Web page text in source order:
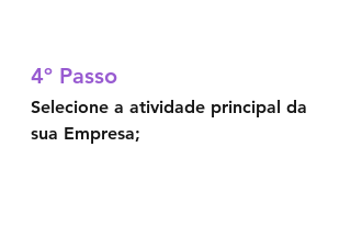
Selecione a atividade principal da
sua Empresa;
on! 🎬 Upgrade now to keep your web
masterpiece in the spotlight.